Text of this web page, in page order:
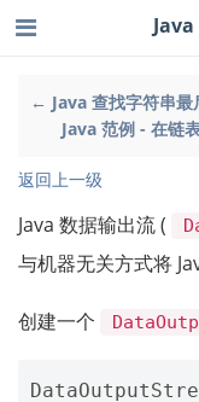
← Java 查找字符串最
Java 范例 - 在链
返回上一级
Java 数据输出流 (
与机器无关方式将
创建一个